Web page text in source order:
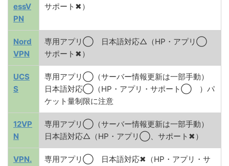
essV
PN
サポート✖）
Nord
VPN
専用アプリ◯ 日本語対応△（HP・アプリ◯
サポート✖）
UCS
S
専用アプリ◯（サーバー情報更新は一部手動）
日本語対応◯（HP・アプリ・サポート◯ ）パ
ケット量制限に注意
12VP
N
専用アプリ◯（サーバー情報更新は一部手動）
日本語対応△（HP・アプリ◯、サポート✖）
VPN.
専用アプリ◯ 日本語対応✖（HP・アプリ・サ